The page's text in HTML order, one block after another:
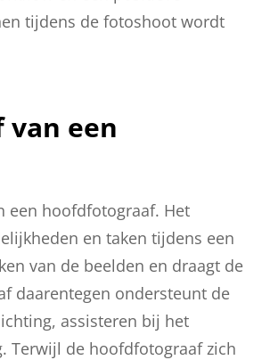
tijdens de fotoshoot wordt
een
een hoofdfotograaf. Het
en taken tijdens een
van de beelden en draagt de
daarentegen ondersteunt de
assisteren bij het
Terwijl de hoofdfotograaf zich